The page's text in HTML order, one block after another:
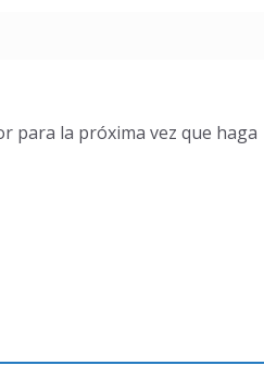
para la próxima vez que haga